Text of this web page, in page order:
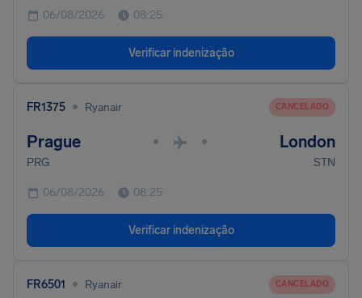
06/08/2026 08:25
Verificar indenização
FR1375 • Ryanair CANCELADO
Prague • • London
PRG STN
06/08/2026 08:25
Verificar indenização
FR6501 • Ryanair CANCELADO